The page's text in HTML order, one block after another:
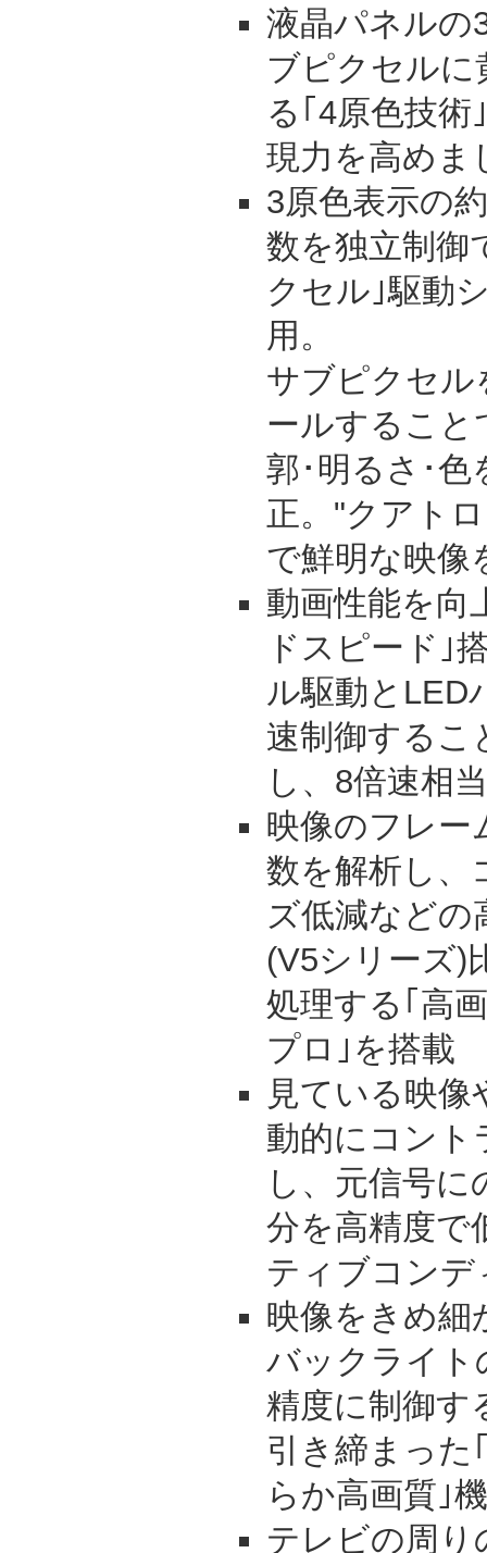
液晶パネルの
ブピクセルに
る｢4原色技術
現力を高めま
3原色表示の
数を独立制御
クセル｣駆動
用。
サブピクセル
ールすること
郭･明るさ･色
正。"クアト
で鮮明な映像
動画性能を向
ドスピード｣
ル駆動とLED
速制御するこ
し、8倍速相
映像のフレー
数を解析し、
ズ低減などの
(V5シリーズ)
処理する｢高
プロ｣を搭載
見ている映
動的にコント
し、元信号
分を高精度で
ティブコンデ
映像をきめ細
バックライト
精度に制御す
引き締まった
らか高画質｣
テレビの周り